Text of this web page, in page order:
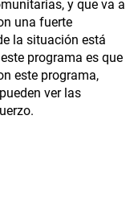
y que va a
una fuerte
la situación está
programa es que
este programa,
ver las